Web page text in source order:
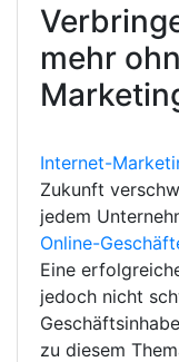
mehr
Internet-
Zukunft
jedem
Online-
Eine
jedoch nicht
zu diesem